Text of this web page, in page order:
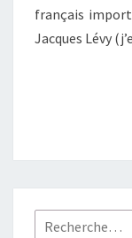
français
Jacques Lévy
Rechercher :